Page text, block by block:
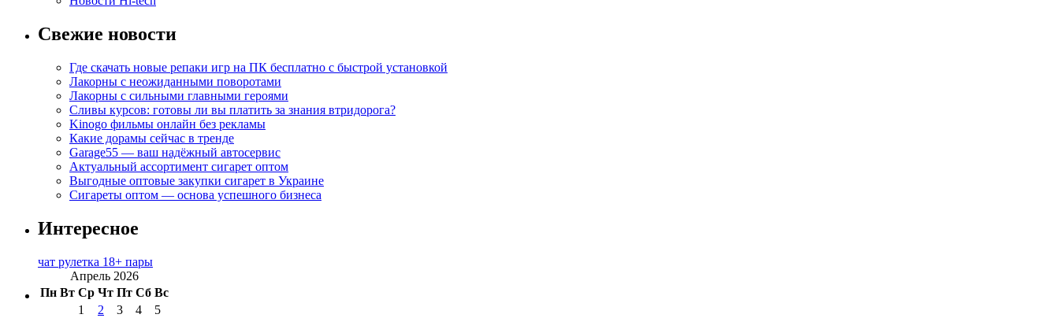
Свежие новости
Где скачать новые репаки игр на ПК бесплатно с быстрой установкой
Лакорны с неожиданными поворотами
Лакорны с сильными главными героями
Сливы курсов: готовы ли вы платить за знания втридорога?
Kinogo фильмы онлайн без рекламы
Какие дорамы сейчас в тренде
Garage55 — ваш надёжный автосервис
Актуальный ассортимент сигарет оптом
Выгодные оптовые закупки сигарет в Украине
Сигареты оптом — основа успешного бизнеса
Интересное
чат рулетка 18+ пары
Апрель 2026
Пн Вт Ср Чт Пт Сб Вс
1
2 3 4 5